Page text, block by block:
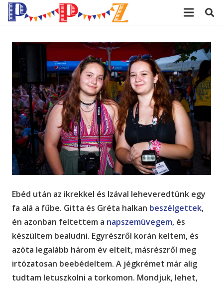
Ebéd után az ikrekkel és Izával leheveredtünk egy
fa alá a fűbe. Gitta és Gréta halkan beszélgettek,
én azonban feltettem a napszemüvegem, és
készültem bealudni. Egyrészről korán keltem, és
azóta legalább három év eltelt, másrészről meg
irtózatosan beebédeltem. A jégkrémet már alig
tudtam letuszkolni a torkomon. Mondjuk, lehet,
modal-check